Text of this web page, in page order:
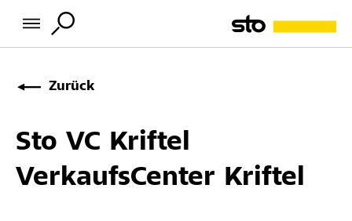
Zurück
Sto VC Kriftel
VerkaufsCenter Kriftel